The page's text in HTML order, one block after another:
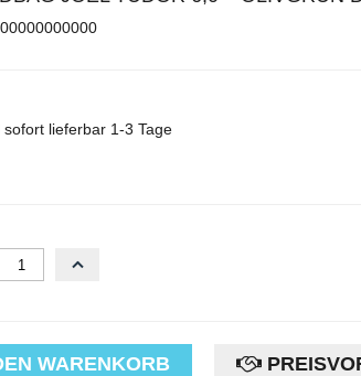
sofort lieferbar 1-3 Tage
WARENKORB